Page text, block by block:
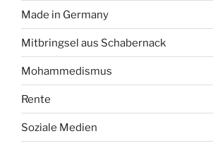
Made in Germany
Mitbringsel aus Schabernack
Mohammedismus
Rente
Soziale Medien